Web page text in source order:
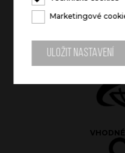
Marketingové
Uložit nastavení